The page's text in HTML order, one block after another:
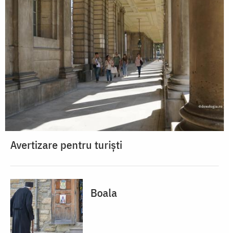
Avertizare pentru turiști
Boala